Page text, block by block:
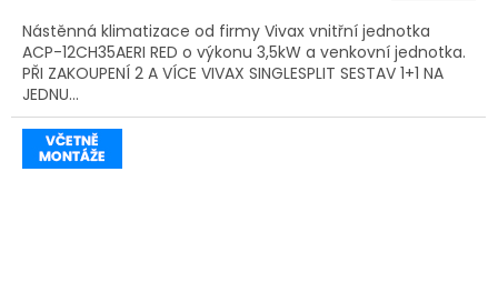
A
Nástěnná klimatizace od firmy Vivax vnitřní jednotka
ACP-12CH35AERI RED o výkonu 3,5kW a venkovní jednotka.
PŘI ZAKOUPENÍ 2 A VÍCE VIVAX SINGLESPLIT SESTAV 1+1 NA
JEDNU...